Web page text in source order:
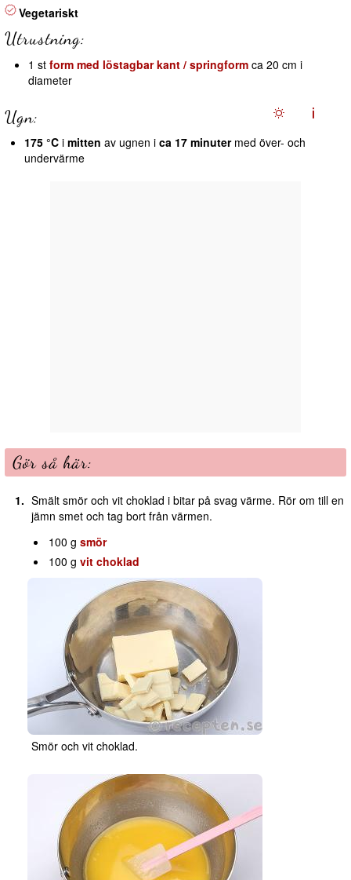
Vegetariskt
Utrustning:
1 st form med löstagbar kant / springform ca 20 cm i
diameter
Ugn:
175 °C i mitten av ugnen i ca 17 minutermed över- och
undervärme
Gör så här:
Smält smör och vit choklad i bitar på svag värme. Rör om till en
jämn smet och tag bort från värmen.
100 gsmör
100 gvit choklad
Smör och vit choklad.